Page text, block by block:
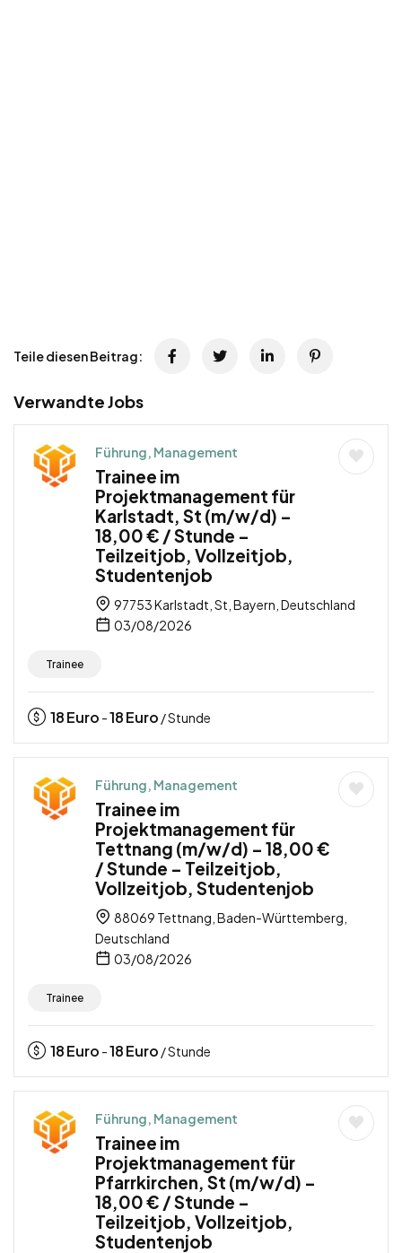
Teile diesen Beitrag:
Verwandte Jobs
Führung, Management
Trainee im
Projektmanagement für
Karlstadt, St (m/w/d) –
18,00 € / Stunde –
Teilzeitjob, Vollzeitjob,
Studentenjob
97753 Karlstadt, St, Bayern, Deutschland
03/08/2026
Trainee
18Euro -18Euro / Stunde
Führung, Management
Trainee im
Projektmanagement für
Tettnang (m/w/d) – 18,00 €
/ Stunde – Teilzeitjob,
Vollzeitjob, Studentenjob
88069 Tettnang, Baden-Württemberg,
Deutschland
03/08/2026
Trainee
18Euro -18Euro / Stunde
Führung, Management
Trainee im
Projektmanagement für
Pfarrkirchen, St (m/w/d) –
18,00 € / Stunde –
Teilzeitjob, Vollzeitjob,
Studentenjob